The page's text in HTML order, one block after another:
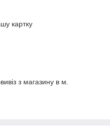
картку
з магазину в м.